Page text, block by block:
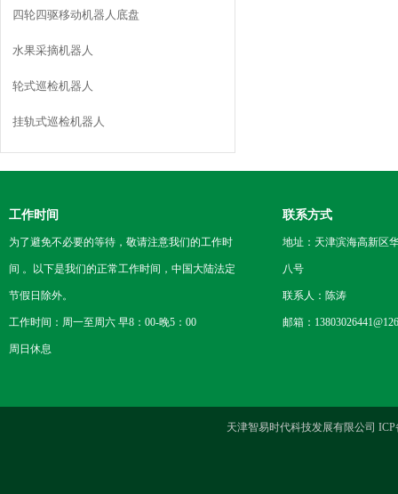
四轮四驱移动机器人底盘
水果采摘机器人
轮式巡检机器人
挂轨式巡检机器人
工作时间
为了避免不必要的等待，敬请注意我们的工作时
间 。以下是我们的正常工作时间，中国大陆法定
节假日除外。
工作时间：周一至周六 早8：00-晚5：00
周日休息
联系方式
地址：天津滨海高新区
八号
联系人：陈涛
邮箱：
天津智易时代科技发展有限公司 ICP